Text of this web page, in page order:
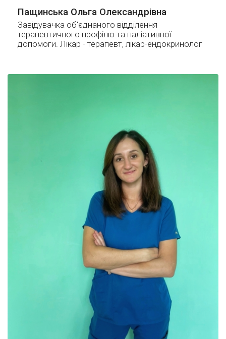
Пащинська Ольга Олександрівна
Завідувачка об'єднаного відділення
терапевтичного профілю та паліативної
допомоги. Лікар - терапевт, лікар-ендокринолог